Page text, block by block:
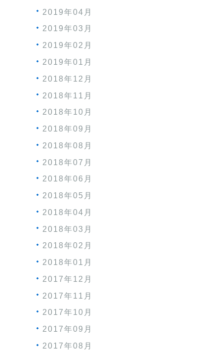
2019年04月
2019年03月
2019年02月
2019年01月
2018年12月
2018年11月
2018年10月
2018年09月
2018年08月
2018年07月
2018年06月
2018年05月
2018年04月
2018年03月
2018年02月
2018年01月
2017年12月
2017年11月
2017年10月
2017年09月
2017年08月